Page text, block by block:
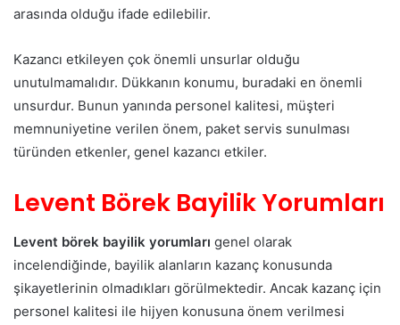
arasında olduğu ifade edilebilir.
Kazancı etkileyen çok önemli unsurlar olduğu
unutulmamalıdır. Dükkanın konumu, buradaki en önemli
unsurdur. Bunun yanında personel kalitesi, müşteri
memnuniyetine verilen önem, paket servis sunulması
türünden etkenler, genel kazancı etkiler.
Levent Börek Bayilik Yorumları
Levent börek bayilik yorumları genel olarak
incelendiğinde, bayilik alanların kazanç konusunda
şikayetlerinin olmadıkları görülmektedir. Ancak kazanç için
personel kalitesi ile hijyen konusuna önem verilmesi